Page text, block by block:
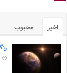
اخیر محبوب